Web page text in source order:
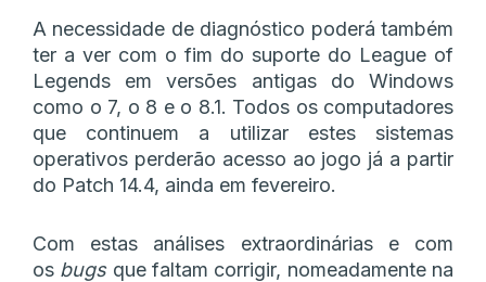
A necessidade de diagnóstico poderá também
ter a ver com o fim do suporte do League of
Legends em versões antigas do Windows
como o 7, o 8 e o 8.1. Todos os computadores
que continuem a utilizar estes sistemas
operativos perderão acesso ao jogo já a partir
do Patch 14.4, ainda em fevereiro.
Com estas análises extraordinárias e com
os bugsque faltam corrigir, nomeadamente na